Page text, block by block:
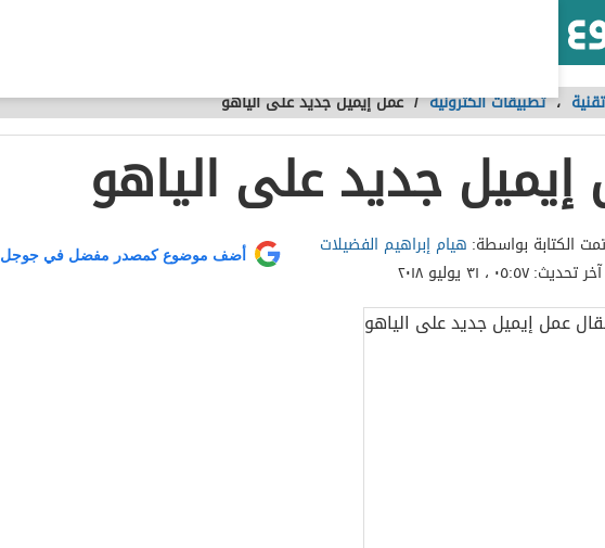
تقنية ،تطبيقات الكترونية /عمل إيميل جديد على الياهو
جديد على الياهو
تمت الكتابة بواسطة: هيام إبراهيم الفضيلات
آخر تحديث:٠٥:٥٧ ، ٣١ يوليو ٢٠١٨
أضف موضوع كمصدر مفضل في جوجل